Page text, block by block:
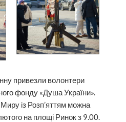
привезли волонтери
фонду «Душа України».
із Розп’яттям можна
на площі Ринок з 9.00.